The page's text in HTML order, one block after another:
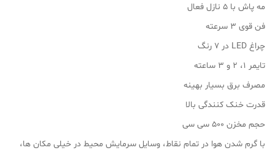
مه پاش با ۵ نازل فعال
فن قوی ۳ سرعته
چراغ LED در ۷ رنگ
تایمر ۱، ۲ و ۳ ساعته
مصرف برق بسیار بهینه
قدرت خنک کنندگی بالا
حجم مخزن ۵۰۰ سی سی
با گرم شدن هوا در تمام نقاط، وسایل سرمایش محیط در خیلی مکان ها،